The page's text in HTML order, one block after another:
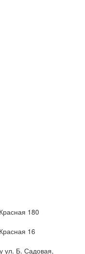
180
16
ул. Б. Садовая,